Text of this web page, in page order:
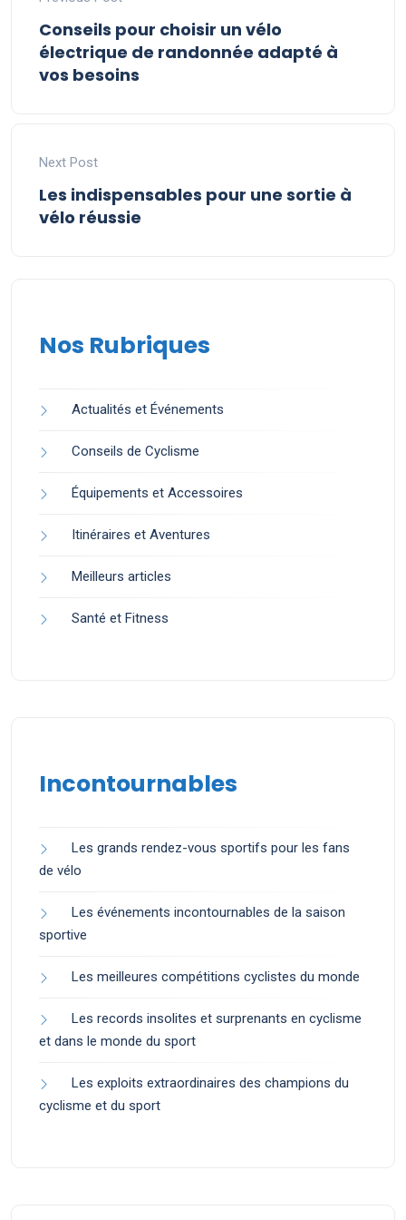
Conseils pour choisir un vélo
électrique de randonnée adapté à
vos besoins
Next Post
Les indispensables pour une sortie à
vélo réussie
Nos Rubriques
Actualités et Événements
Conseils de Cyclisme
Équipements et Accessoires
Itinéraires et Aventures
Meilleurs articles
Santé et Fitness
Incontournables
Les grands rendez-vous sportifs pour les fans
de vélo
Les événements incontournables de la saison
sportive
Les meilleures compétitions cyclistes du monde
Les records insolites et surprenants en cyclisme
et dans le monde du sport
Les exploits extraordinaires des champions du
cyclisme et du sport